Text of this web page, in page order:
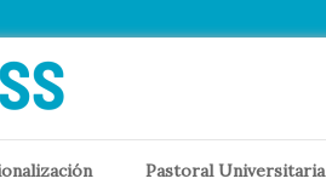
Pastoral Universitaria